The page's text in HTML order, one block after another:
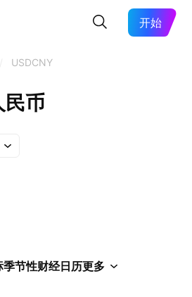
开始
USDCNY
币
季节性财经日历更多